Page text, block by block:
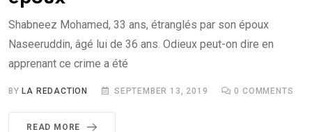
Shabneez Mohamed, 33 ans, étranglés par son époux
Naseeruddin, âgé lui de 36 ans. Odieux peut-on dire en
apprenant ce crime a été
BYLA REDACTION SEPTEMBER 13, 2019 0 COMMENTS
READ MORE